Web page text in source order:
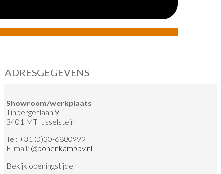
ADRESGEGEVENS
Showroom/werkplaats
Tinbergenlaan 9
3401 MT IJsselstein
Tel: +31 (0)30-6880999
E-mail: @bonenkampbv.nl
Bekijk openingstijden